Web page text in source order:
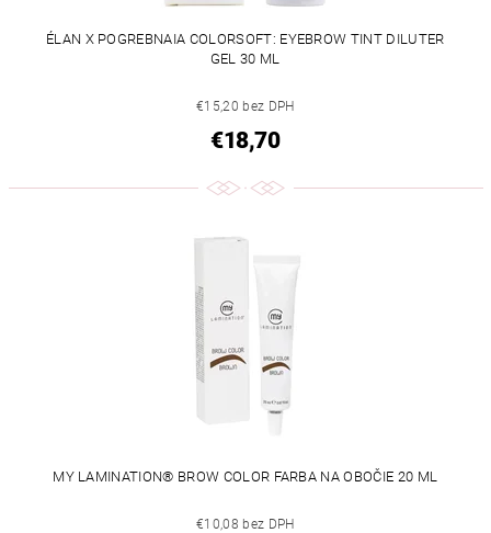
ÉLAN X POGREBNAIA COLORSOFT: EYEBROW TINT DILUTER
GEL 30 ML
€15,20 bez DPH
€18,70
MY LAMINATION® BROW COLOR FARBA NA OBOČIE 20 ML
€10,08 bez DPH